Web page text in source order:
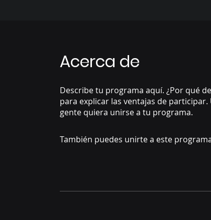
Acerca de
Describe tu programa aquí. ¿Por qué
para explicar las ventajas de
gente quiera unirse a tu programa.
También puedes unirte a este